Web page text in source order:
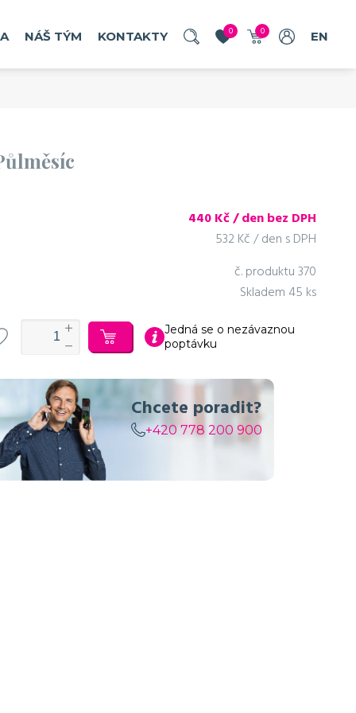
NÁŠ TÝM KONTAKTY 0 0 EN
440Kč / den bez DPH
532 Kč / den s DPH
č. produktu370
Skladem 45 ks
Jedná se o nezávaznou
poptávku
Chcete poradit?
+420 778 200 900